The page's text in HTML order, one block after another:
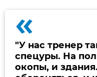
«
"У нас тренер
спецуры. На
окопы, и